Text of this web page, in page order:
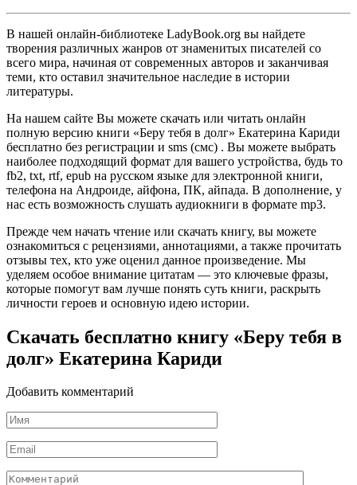
В нашей онлайн-библиотеке LadyBook.org вы найдете
творения различных жанров от знаменитых писателей со
всего мира, начиная от современных авторов и заканчивая
теми, кто оставил значительное наследие в истории
литературы.
На нашем сайте Вы можете скачать или читать онлайн
полную версию книги «Беру тебя в долг» Екатерина Кариди
бесплатно без регистрации и sms (смс) . Вы можете выбрать
наиболее подходящий формат для вашего устройства, будь то
fb2, txt, rtf, epub на русском языке для электронной книги,
телефона на Андроиде, айфона, ПК, айпада. В дополнение, у
нас есть возможность слушать аудиокниги в формате mp3.
Прежде чем начать чтение или скачать книгу, вы можете
ознакомиться с рецензиями, аннотациями, а также прочитать
отзывы тех, кто уже оценил данное произведение. Мы
уделяем особое внимание цитатам — это ключевые фразы,
которые помогут вам лучше понять суть книги, раскрыть
личности героев и основную идею истории.
Скачать бесплатно книгу «Беру тебя в
долг» Екатерина Кариди
Добавить комментарий
Имя
*
Email
*
Комментарий